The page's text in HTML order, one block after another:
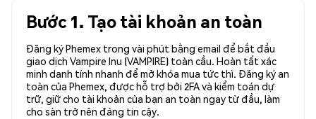
Bước 1. Tạo tài khoản an toàn
Đăng ký Phemex trong vài phút bằng email để bắt đầu
giao dịch Vampire Inu (VAMPIRE) toàn cầu. Hoàn tất xác
minh danh tính nhanh để mở khóa mua tức thì. Đăng ký an
toàn của Phemex, được hỗ trợ bởi 2FA và kiểm toán dự
trữ, giữ cho tài khoản của bạn an toàn ngay từ đầu, làm
cho sàn trở nên đáng tin cậy.